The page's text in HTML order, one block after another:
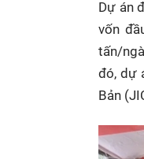
Dự án
vốn
tấn/
đó, dự
Bản